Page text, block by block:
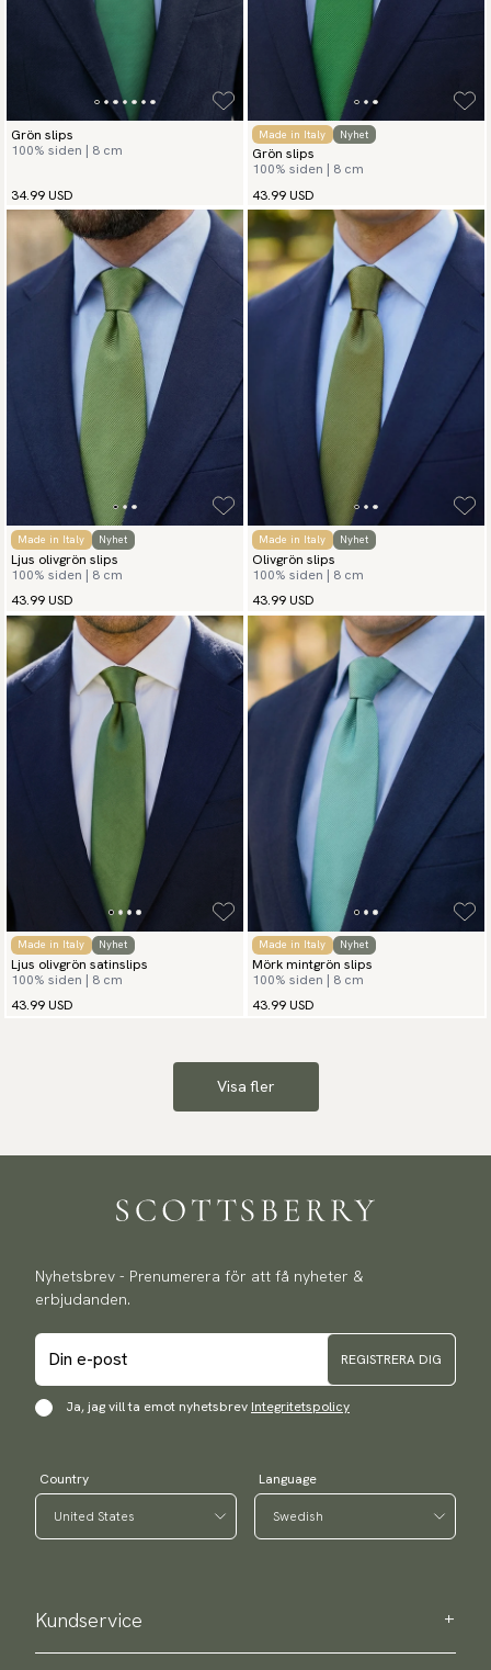
Grön slips
100% siden | 8 cm
34.99 USD
Made in Italy Nyhet
Grön slips
100% siden | 8 cm
43.99 USD
Made in Italy Nyhet
Ljus olivgrön slips
100% siden | 8 cm
43.99 USD
Made in Italy Nyhet
Olivgrön slips
100% siden | 8 cm
43.99 USD
Made in Italy Nyhet
Ljus olivgrön satinslips
100% siden | 8 cm
43.99 USD
Made in Italy Nyhet
Mörk mintgrön slips
100% siden | 8 cm
43.99 USD
Visa fler
Nyhetsbrev - Prenumerera för att få nyheter &
erbjudanden.
REGISTRERA DIG
Ja, jag vill ta emot nyhetsbrev Integritetspolicy
Country Language
Kundservice
Kontakta oss